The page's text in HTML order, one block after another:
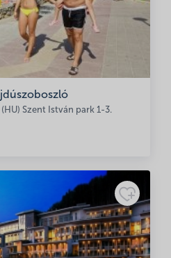
Szent István park 1-3.